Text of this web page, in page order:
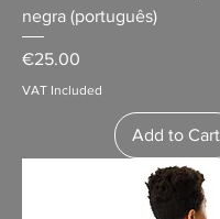
negra (português)
Price
€25.00
VAT Included
Add to Cart